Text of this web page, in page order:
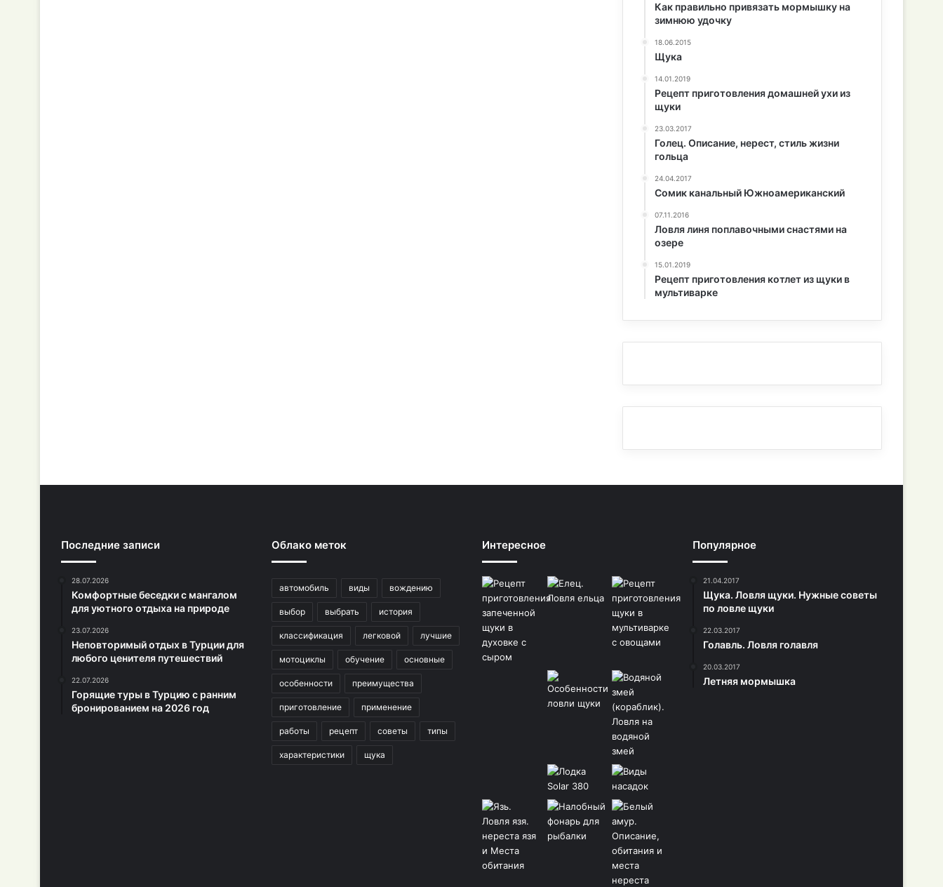
Как правильно привязать мормышку на
зимнюю удочку
18.06.2015
Щука
14.01.2019
Рецепт приготовления домашней ухи из
щуки
23.03.2017
Голец. Описание, нерест, стиль жизни
гольца
24.04.2017
Сомик канальный Южноамериканский
07.11.2016
Ловля линя поплавочными снастями на
озере
15.01.2019
Рецепт приготовления котлет из щуки в
мультиварке
Последние записи
28.07.2026
Комфортные беседки с мангалом
для уютного отдыха на природе
23.07.2026
Неповторимый отдых в Турции для
любого ценителя путешествий
22.07.2026
Горящие туры в Турцию с ранним
бронированием на 2026 год
Облако меток
автомобиль виды вождению
выбор выбрать история
классификация легковой лучшие
мотоциклы обучение основные
особенности преимущества
приготовление применение
работы рецепт советы типы
характеристики щука
Интересное Популярное
21.04.2017
Щука. Ловля щуки. Нужные советы
по ловле щуки
22.03.2017
Голавль. Ловля голавля
20.03.2017
Летняя мормышка